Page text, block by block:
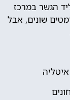
הגשר במרכז
שונים, אבל